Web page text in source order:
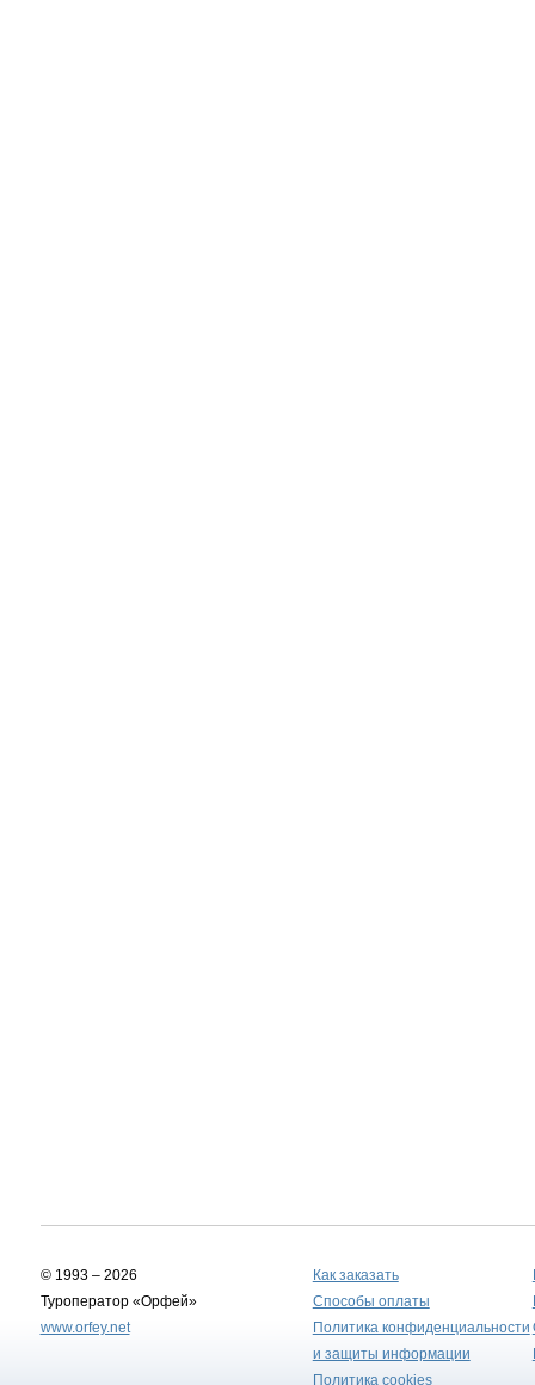
© 1993 – 2026
Туроператор «Орфей»
www.orfey.net
Как заказать
Способы оплаты
Политика конфиденциальности
и защиты информации
Политика cookies